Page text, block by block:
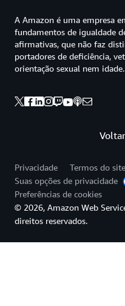
A Amazon é uma empresa
fundamentos de igualdade
afirmativas, que não faz
portadores de deficiência,
orientação sexual nem idade.
Privacidade
Termos do site
Suas opções de privacidade
Preferências de cookies
© 2026, Amazon Web
direitos reservados.